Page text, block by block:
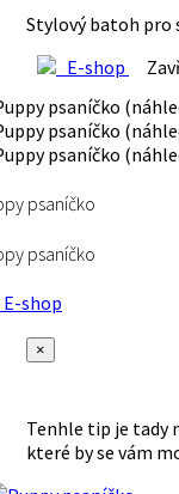
Stylový batoh pro
E-shop
psaníčko
psaníčko
shop
×
Tenhle tip je tady
které by se vám